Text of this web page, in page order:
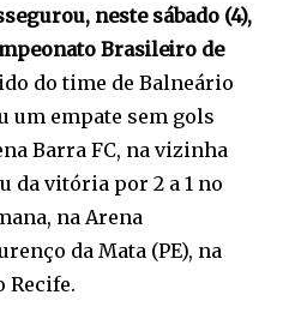
neste sábado (4),
Brasileiro de
do time de Balneário
um empate sem gols
Barra FC, na vizinha
da vitória por 2 a 1 no
na Arena
da Mata (PE), na
Recife.